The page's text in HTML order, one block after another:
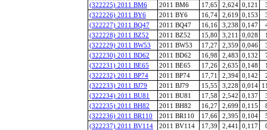
(322225) 2011 BM6
2011 BM6 17,65 2,624 0,121
(322226) 2011 BY6
2011 BY6 16,74 2,619 0,153
(322227) 2011 BQ47
2011 BQ47 16,16 3,238 0,147
(322228) 2011 BZ52
2011 BZ52 15,80 3,211 0,028
(322229) 2011 BW53
2011 BW53 17,27 2,359 0,046
(322230) 2011 BD62
2011 BD62 16,98 2,483 0,132
(322231) 2011 BE65
2011 BE65 17,26 2,635 0,148
(322232) 2011 BP74
2011 BP74 17,71 2,394 0,142
(322233) 2011 BJ79
2011 BJ79 15,55 3,228 0,014
(322234) 2011 BU81
2011 BU81 17,58 2,542 0,137
(322235) 2011 BH82
2011 BH82 16,27 2,699 0,115
(322236) 2011 BR110
2011 BR110 17,66 2,395 0,104
(322237) 2011 BV114
2011 BV114 17,39 2,441 0,117